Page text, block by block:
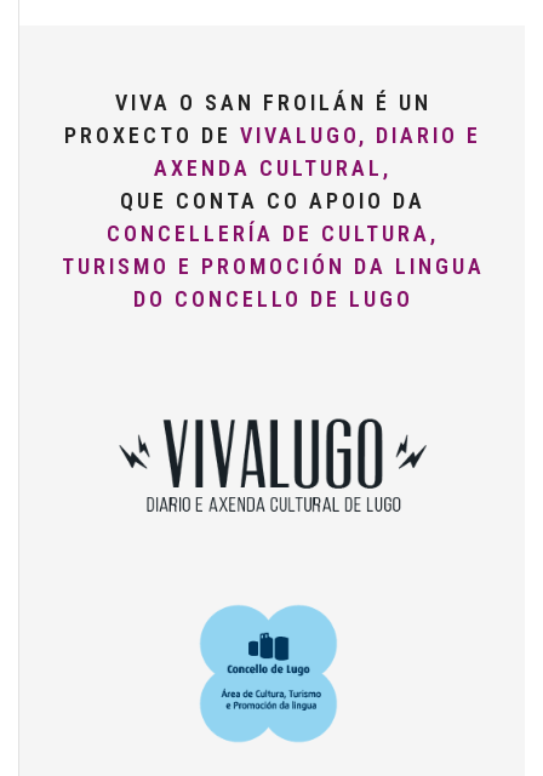
VIVA O SAN FROILÁN É UN
PROXECTO DE VIVALUGO, DIARIO E
AXENDA CULTURAL,
QUE CONTA CO APOIO DA
CONCELLERÍA DE CULTURA,
TURISMO E PROMOCIÓN DA LINGUA
DO CONCELLO DE LUGO